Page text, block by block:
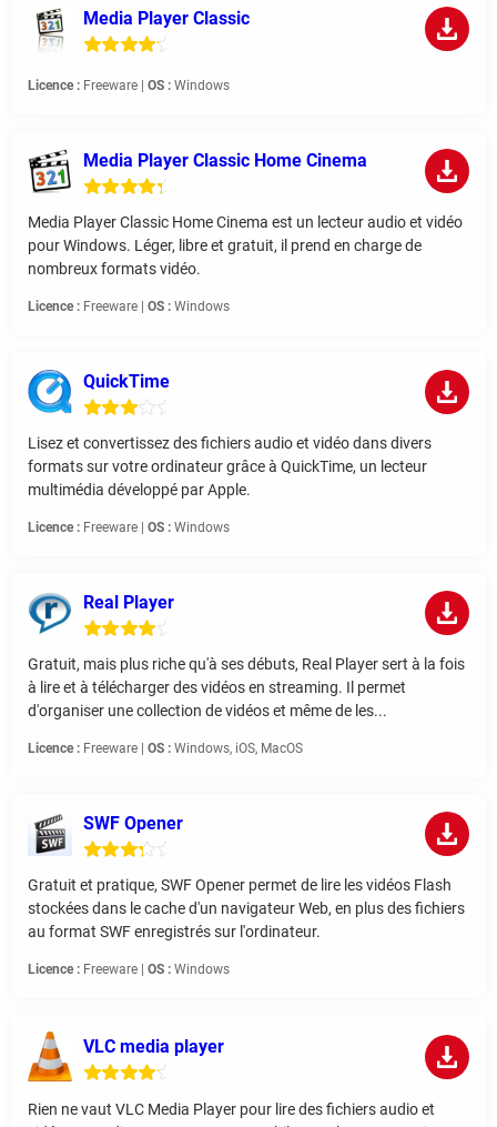
Media Player Classic
Licence : Freeware | OS : Windows
Media Player Classic Home Cinema
Media Player Classic Home Cinema est un lecteur audio et vidéo
pour Windows. Léger, libre et gratuit, il prend en charge de
nombreux formats vidéo.
Licence : Freeware | OS : Windows
QuickTime
Lisez et convertissez des fichiers audio et vidéo dans divers
formats sur votre ordinateur grâce à QuickTime, un lecteur
multimédia développé par Apple.
Licence : Freeware | OS : Windows
Real Player
Gratuit, mais plus riche qu'à ses débuts, Real Player sert à la fois
à lire et à télécharger des vidéos en streaming. Il permet
d'organiser une collection de vidéos et même de les...
Licence : Freeware | OS : Windows, iOS, MacOS
SWF Opener
Gratuit et pratique, SWF Opener permet de lire les vidéos Flash
stockées dans le cache d'un navigateur Web, en plus des fichiers
au format SWF enregistrés sur l'ordinateur.
Licence : Freeware | OS : Windows
VLC media player
Rien ne vaut VLC Media Player pour lire des fichiers audio et